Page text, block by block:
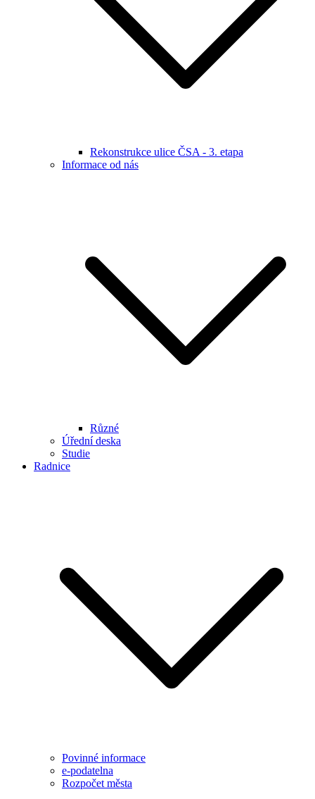
Rekonstrukce ulice ČSA - 3. etapa
Informace od nás
Různé
Úřední deska
Studie
Radnice
Povinné informace
e-podatelna
Rozpočet města